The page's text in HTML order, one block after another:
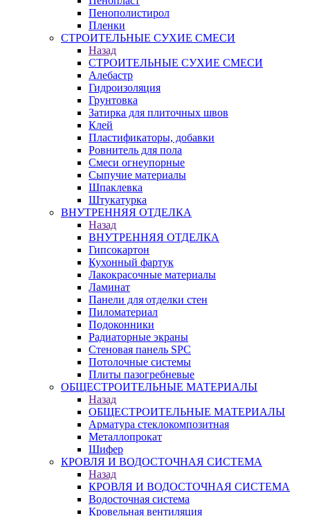
Пенополистирол
Пленки
СТРОИТЕЛЬНЫЕ СУХИЕ СМЕСИ
Назад
СТРОИТЕЛЬНЫЕ СУХИЕ СМЕСИ
Алебастр
Гидроизоляция
Грунтовка
Затирка для плиточных швов
Клей
Пластификаторы, добавки
Ровнитель для пола
Смеси огнеупорные
Сыпучие материалы
Шпаклевка
Штукатурка
ВНУТРЕННЯЯ ОТДЕЛКА
Назад
ВНУТРЕННЯЯ ОТДЕЛКА
Гипсокартон
Кухонный фартук
Лакокрасочные материалы
Ламинат
Панели для отделки стен
Пиломатериал
Подоконники
Радиаторные экраны
Стеновая панель SPC
Потолочные системы
Плиты пазогребневые
ОБЩЕСТРОИТЕЛЬНЫЕ МАТЕРИАЛЫ
Назад
ОБЩЕСТРОИТЕЛЬНЫЕ МАТЕРИАЛЫ
Арматура стеклокомпозитная
Металлопрокат
Шифер
КРОВЛЯ И ВОДОСТОЧНАЯ СИСТЕМА
Назад
КРОВЛЯ И ВОДОСТОЧНАЯ СИСТЕМА
Водосточная система
Кровельная вентиляция